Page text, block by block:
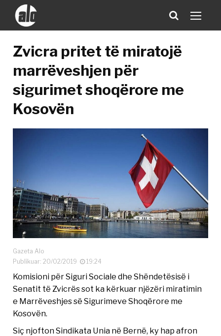
Zvicra pritet të miratojë
marrëveshjen për
sigurimet shoqërore me
Kosovën
Gazeta Alo
Publikuar: 20/02/2019
19:24
Komisioni për Siguri Sociale dhe Shëndetësisë i
Senatit të Zvicrës sot ka kërkuar njëzëri miratimin
e Marrëveshjes së Sigurimeve Shoqërore me
Kosovën.
Siç njofton Sindikata Unia në Bernë, ky hap afron